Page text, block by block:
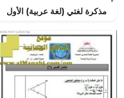
مذكرة لغتي (لغة عربية) الأول